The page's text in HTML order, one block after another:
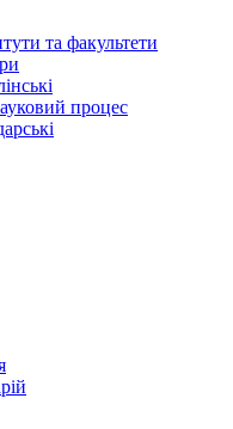
та факультети
процес